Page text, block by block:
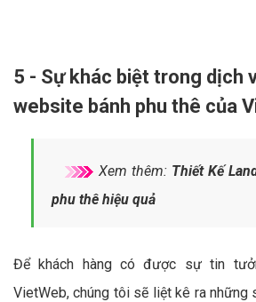
5 - Sự khác biệt trong dịch
website bánh phu thê của
Xem thêm: Thiết Kế
phu thê hiệu quả
Để khách hàng có được sự tin
VietWeb, chúng tôi sẽ liệt kê ra những